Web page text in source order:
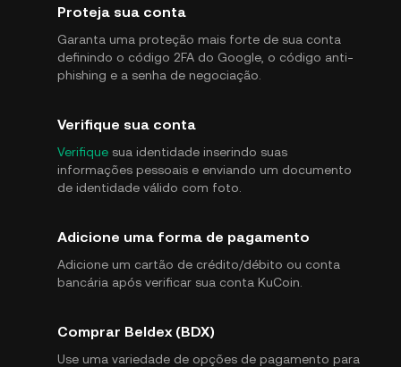
Proteja sua conta
Garanta uma proteção mais forte de sua conta
definindo o código 2FA do Google, o código anti-
phishing e a senha de negociação.
Verifique sua conta
Verifique sua identidade inserindo suas
informações pessoais e enviando um documento
de identidade válido com foto.
Adicione uma forma de pagamento
Adicione um cartão de crédito/débito ou conta
bancária após verificar sua conta KuCoin.
Comprar Beldex (BDX)
Use uma variedade de opções de pagamento para